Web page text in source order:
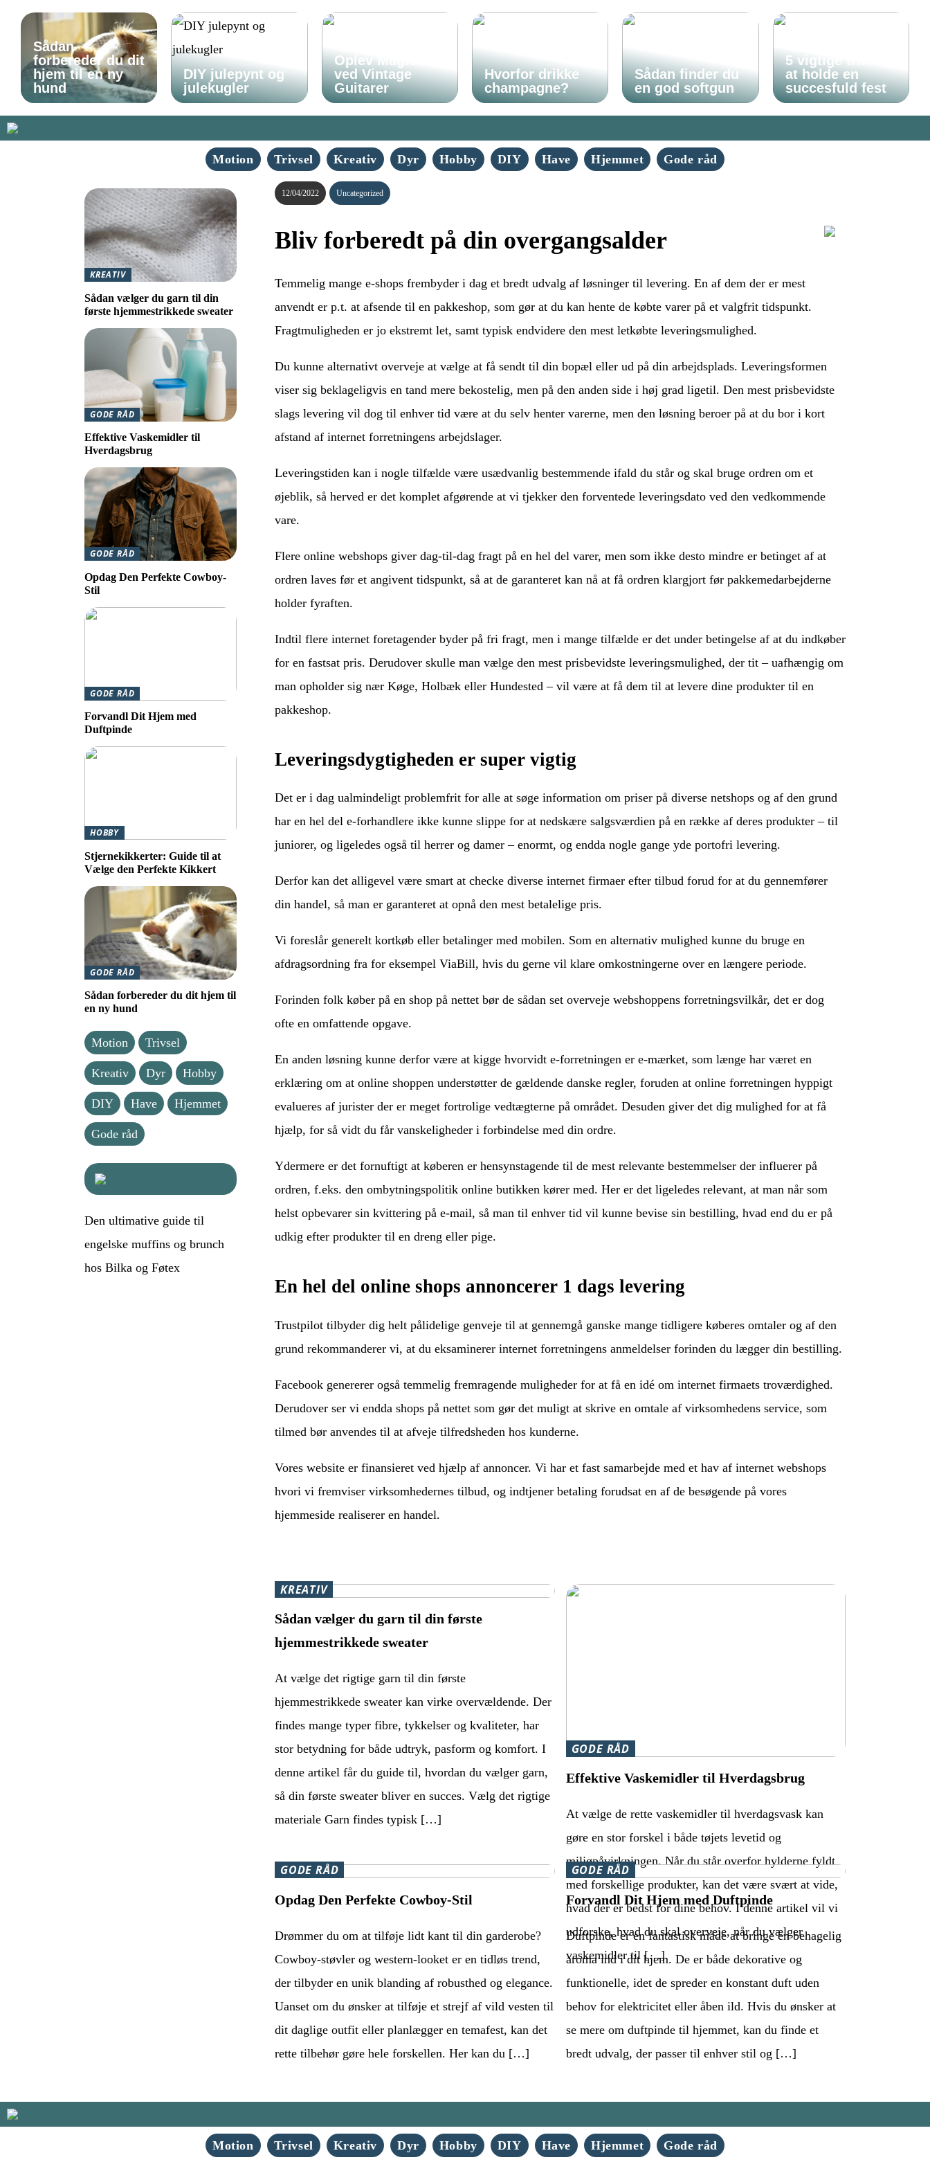
Sådan
forbereder du dit
hjem til en ny
hund
DIY julepynt og
julekugler
Oplev Magien
ved Vintage
Guitarer
Hvorfor drikke
champagne?
Sådan finder du
en god softgun
5 vigtige trin til
at holde en
succesfuld fest
Motion Trivsel Kreativ Dyr Hobby DIY Have Hjemmet Gode råd
12/04/2022 Uncategorized
Bliv forberedt på din overgangsalder
Temmelig mange e-shops frembyder i dag et bredt udvalg af løsninger til levering. En af dem der er mest
anvendt er p.t. at afsende til en pakkeshop, som gør at du kan hente de købte varer på et valgfrit tidspunkt.
Fragtmuligheden er jo ekstremt let, samt typisk endvidere den mest letkøbte leveringsmulighed.
Du kunne alternativt overveje at vælge at få sendt til din bopæl eller ud på din arbejdsplads. Leveringsformen
viser sig beklageligvis en tand mere bekostelig, men på den anden side i høj grad ligetil. Den mest prisbevidste
slags levering vil dog til enhver tid være at du selv henter varerne, men den løsning beroer på at du bor i kort
afstand af internet forretningens arbejdslager.
Leveringstiden kan i nogle tilfælde være usædvanlig bestemmende ifald du står og skal bruge ordren om et
øjeblik, så herved er det komplet afgørende at vi tjekker den forventede leveringsdato ved den vedkommende
vare.
Flere online webshops giver dag-til-dag fragt på en hel del varer, men som ikke desto mindre er betinget af at
ordren laves før et angivent tidspunkt, så at de garanteret kan nå at få ordren klargjort før pakkemedarbejderne
holder fyraften.
Indtil flere internet foretagender byder på fri fragt, men i mange tilfælde er det under betingelse af at du indkøber
for en fastsat pris. Derudover skulle man vælge den mest prisbevidste leveringsmulighed, der tit – uafhængig om
man opholder sig nær Køge, Holbæk eller Hundested – vil være at få dem til at levere dine produkter til en
pakkeshop.
Leveringsdygtigheden er super vigtig
Det er i dag ualmindeligt problemfrit for alle at søge information om priser på diverse netshops og af den grund
har en hel del e-forhandlere ikke kunne slippe for at nedskære salgsværdien på en række af deres produkter – til
juniorer, og ligeledes også til herrer og damer – enormt, og endda nogle gange yde portofri levering.
Derfor kan det alligevel være smart at checke diverse internet firmaer efter tilbud forud for at du gennemfører
din handel, så man er garanteret at opnå den mest betalelige pris.
Vi foreslår generelt kortkøb eller betalinger med mobilen. Som en alternativ mulighed kunne du bruge en
afdragsordning fra for eksempel ViaBill, hvis du gerne vil klare omkostningerne over en længere periode.
Forinden folk køber på en shop på nettet bør de sådan set overveje webshoppens forretningsvilkår, det er dog
ofte en omfattende opgave.
En anden løsning kunne derfor være at kigge hvorvidt e-forretningen er e-mærket, som længe har været en
erklæring om at online shoppen understøtter de gældende danske regler, foruden at online forretningen hyppigt
evalueres af jurister der er meget fortrolige vedtægterne på området. Desuden giver det dig mulighed for at få
hjælp, for så vidt du får vanskeligheder i forbindelse med din ordre.
Ydermere er det fornuftigt at køberen er hensynstagende til de mest relevante bestemmelser der influerer på
ordren, f.eks. den ombytningspolitik online butikken kører med. Her er det ligeledes relevant, at man når som
helst opbevarer sin kvittering på e-mail, så man til enhver tid vil kunne bevise sin bestilling, hvad end du er på
udkig efter produkter til en dreng eller pige.
En hel del online shops annoncerer 1 dags levering
Trustpilot tilbyder dig helt pålidelige genveje til at gennemgå ganske mange tidligere køberes omtaler og af den
grund rekommanderer vi, at du eksaminerer internet forretningens anmeldelser forinden du lægger din bestilling.
Facebook genererer også temmelig fremragende muligheder for at få en idé om internet firmaets troværdighed.
Derudover ser vi endda shops på nettet som gør det muligt at skrive en omtale af virksomhedens service, som
tilmed bør anvendes til at afveje tilfredsheden hos kunderne.
Vores website er finansieret ved hjælp af annoncer. Vi har et fast samarbejde med et hav af internet webshops
hvori vi fremviser virksomhedernes tilbud, og indtjener betaling forudsat en af de besøgende på vores
hjemmeside realiserer en handel.
KREATIV
Sådan vælger du garn til din første
hjemmestrikkede sweater
At vælge det rigtige garn til din første
hjemmestrikkede sweater kan virke overvældende. Der
findes mange typer fibre, tykkelser og kvaliteter, har
stor betydning for både udtryk, pasform og komfort. I
denne artikel får du guide til, hvordan du vælger garn,
så din første sweater bliver en succes. Vælg det rigtige
materiale Garn findes typisk […]
GODE RÅD
Effektive Vaskemidler til Hverdagsbrug
At vælge de rette vaskemidler til hverdagsvask kan
gøre en stor forskel i både tøjets levetid og
miljøpåvirkningen. Når du står overfor hylderne fyldt
med forskellige produkter, kan det være svært at vide,
hvad der er bedst for dine behov. I denne artikel vil vi
udforske, hvad du skal overveje, når du vælger
vaskemidler til […]
GODE RÅD
Opdag Den Perfekte Cowboy-Stil
Drømmer du om at tilføje lidt kant til din garderobe?
Cowboy-støvler og western-looket er en tidløs trend,
der tilbyder en unik blanding af robusthed og elegance.
Uanset om du ønsker at tilføje et strejf af vild vesten til
dit daglige outfit eller planlægger en temafest, kan det
rette tilbehør gøre hele forskellen. Her kan du […]
GODE RÅD
Forvandl Dit Hjem med Duftpinde
Duftpinde er en fantastisk måde at bringe en behagelig
aroma ind i dit hjem. De er både dekorative og
funktionelle, idet de spreder en konstant duft uden
behov for elektricitet eller åben ild. Hvis du ønsker at
se mere om duftpinde til hjemmet, kan du finde et
bredt udvalg, der passer til enhver stil og […]
KREATIV
Sådan vælger du garn til din
første hjemmestrikkede sweater
GODE RÅD
Effektive Vaskemidler til
Hverdagsbrug
GODE RÅD
Opdag Den Perfekte Cowboy-
Stil
GODE RÅD
Forvandl Dit Hjem med
Duftpinde
HOBBY
Stjernekikkerter: Guide til at
Vælge den Perfekte Kikkert
GODE RÅD
Sådan forbereder du dit hjem til
en ny hund
Motion Trivsel
Kreativ Dyr Hobby
DIY Have Hjemmet
Gode råd
Den ultimative guide til
engelske muffins og brunch
hos Bilka og Føtex
Motion Trivsel Kreativ Dyr Hobby DIY Have Hjemmet Gode råd